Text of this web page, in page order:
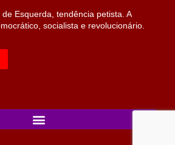
Esquerda, tendência petista. A
socialista e revolucionário.